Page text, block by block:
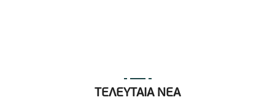
ΤΕΛΕΥΤΑΙΑ ΝΕΑ